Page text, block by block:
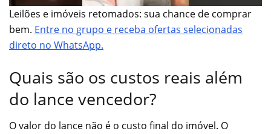
Leilões e imóveis retomados: sua chance de comprar
bem. Entre no grupo e receba ofertas selecionadas
direto no WhatsApp.
Quais são os custos reais além
do lance vencedor?
O valor do lance não é o custo final do imóvel. O